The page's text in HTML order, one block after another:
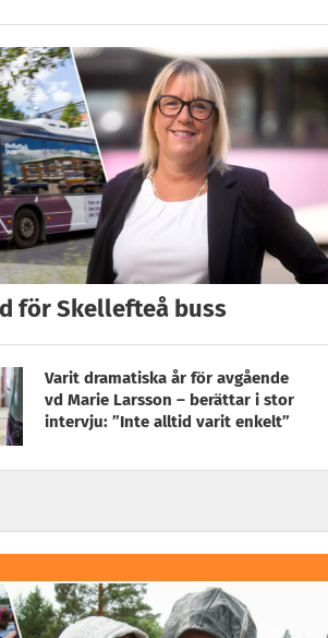
för Skellefteå buss
Varit dramatiska år för avgående
vd Marie Larsson – berättar i stor
intervju: ”Inte alltid varit enkelt”